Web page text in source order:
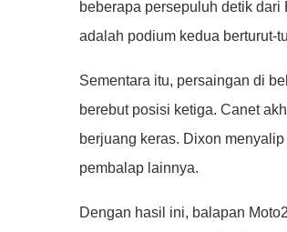
beberapa persepuluh detik
adalah podium kedua berturut-
Sementara itu, persaingan di
berebut posisi ketiga. Canet
berjuang keras. Dixon
pembalap lainnya.
Dengan hasil ini, balapan